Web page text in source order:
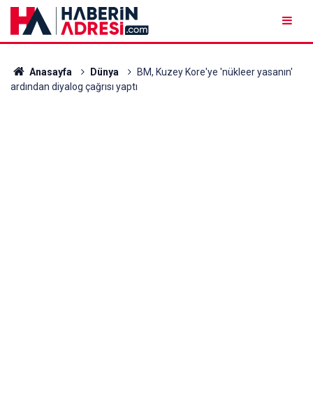
Anasayfa Dünya
BM, Kuzey Kore'ye 'nükleer yasanın'
ardından diyalog çağrısı yaptı